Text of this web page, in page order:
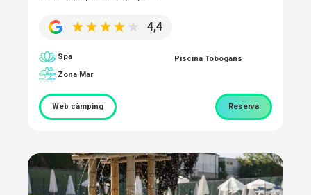
4,4
Spa
Piscina Tobogans
Zona Mar
Web càmping Reserva